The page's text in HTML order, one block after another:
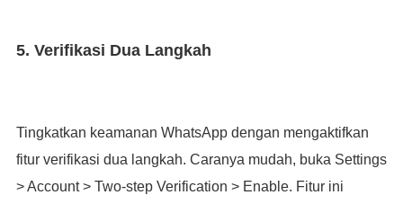
5. Verifikasi Dua Langkah
Tingkatkan keamanan WhatsApp dengan mengaktifkan
fitur verifikasi dua langkah. Caranya mudah, buka Settings
> Account > Two-step Verification > Enable. Fitur ini